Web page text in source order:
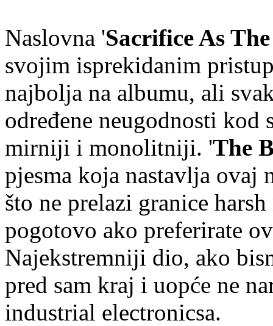
Naslovna 'Sacrifice As
svojim isprekidanim
najbolja na albumu, ali
određene neugodnosti
mirniji i monolitniji. 'The
pjesma koja nastavlja
što ne prelazi granice
pogotovo ako preferirate
Najekstremniji dio, ako
pred sam kraj i uopće ne
industrial electronicsa.